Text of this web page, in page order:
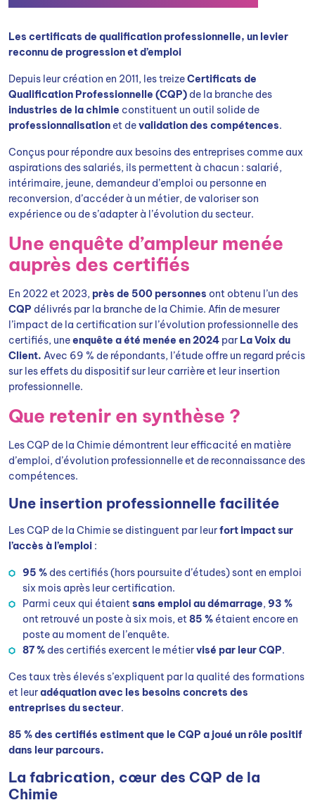
Les certificats de qualification professionnelle, un levier
reconnu de progression et d’emploi
Depuis leur création en 2011, les treizeCertificats de
Qualification Professionnelle (CQP) de la branche des
industries de la chimie constituent un outil solide de
professionnalisation et devalidation des compétences.
Conçus pour répondre aux besoins des entreprises comme aux
aspirations des salariés, ils permettent à chacun : salarié,
intérimaire, jeune, demandeur d’emploi ou personne en
reconversion, d’accéder à un métier, de valoriser son
expérience ou de s’adapter à l’évolution du secteur.
Une enquête d’ampleur menée
auprès des certifiés
En 2022 et 2023, près de 500 personnes ont obtenu l’un des
CQP délivrés par la branche de la Chimie. Afin de mesurer
l’impact de la certification sur l’évolution professionnelle des
certifiés, uneenquête a été menée en 2024 par La Voix du
Client. Avec 69 % de répondants, l’étude offre un regard précis
sur les effets du dispositif sur leur carrière et leur insertion
professionnelle.
Que retenir en synthèse ?
Les CQP de la Chimie démontrent leur efficacité en matière
d’emploi, d’évolution professionnelle et de reconnaissance des
compétences.
Une insertion professionnelle facilitée
Les CQP de la Chimie se distinguent par leurfort impact sur
l’accès à l’emploi :
95 % des certifiés (hors poursuite d’études) sont en emploi
six mois après leur certification.
Parmi ceux qui étaientsans emploi au démarrage, 93 %
ont retrouvé un poste à six mois, et85 % étaient encore en
poste au moment de l’enquête.
87 % des certifiés exercent le métiervisé par leur CQP.
Ces taux très élevés s’expliquent par la qualité des formations
et leuradéquation avec les besoins concrets des
entreprises du secteur.
85 % des certifiés estiment que le CQP a joué un rôle positif
dans leur parcours.
La fabrication, cœur des CQP de la
Chimie